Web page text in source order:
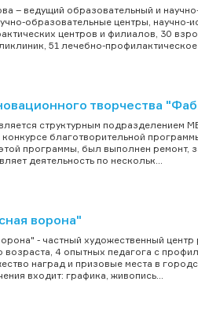
– ведущий образовательный и
образовательные центры, научно-
центров и филиалов, 30
51 лечебно-профилактическое
творчества
структурным подразделением
благотворительной
программы, был выполнен ремонт,
деятельность по нескольк...
ворона"
- частный художественный
возраста, 4 опытных педагога с
наград и призовые места в
входит: графика, живопись...